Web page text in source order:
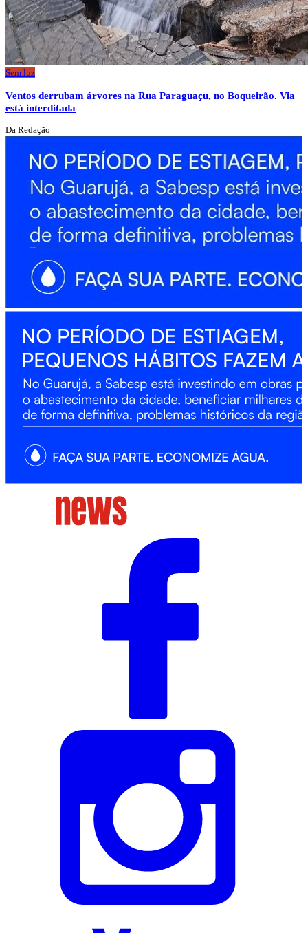
Sem luz
Ventos derrubam árvores na Rua Paraguaçu, no Boqueirão. Via
está interditada
Da Redação